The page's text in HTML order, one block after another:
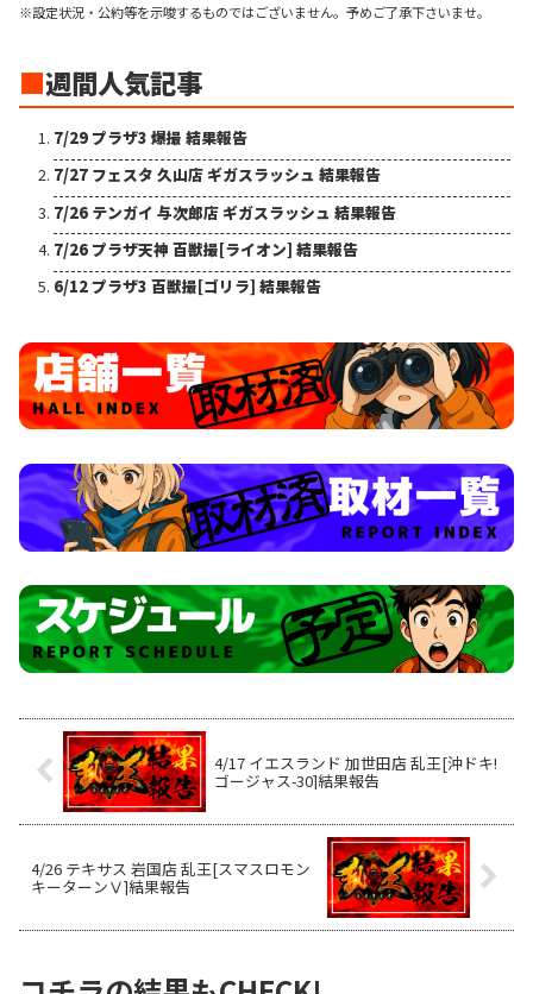
※設定状況・公約等を示唆するものではございません。予めご了承下さいませ。
■週間人気記事
7/29 プラザ3 爆撮 結果報告
7/27 フェスタ 久山店 ギガスラッシュ 結果報告
7/26 テンガイ 与次郎店 ギガスラッシュ 結果報告
7/26 プラザ天神 百獣撮[ライオン] 結果報告
6/12 プラザ3 百獣撮[ゴリラ] 結果報告
4/17 イエスランド 加世田店 乱王[沖ドキ!
ゴージャス-30]結果報告
4/26 テキサス 岩国店 乱王[スマスロモン
キーターンⅤ]結果報告